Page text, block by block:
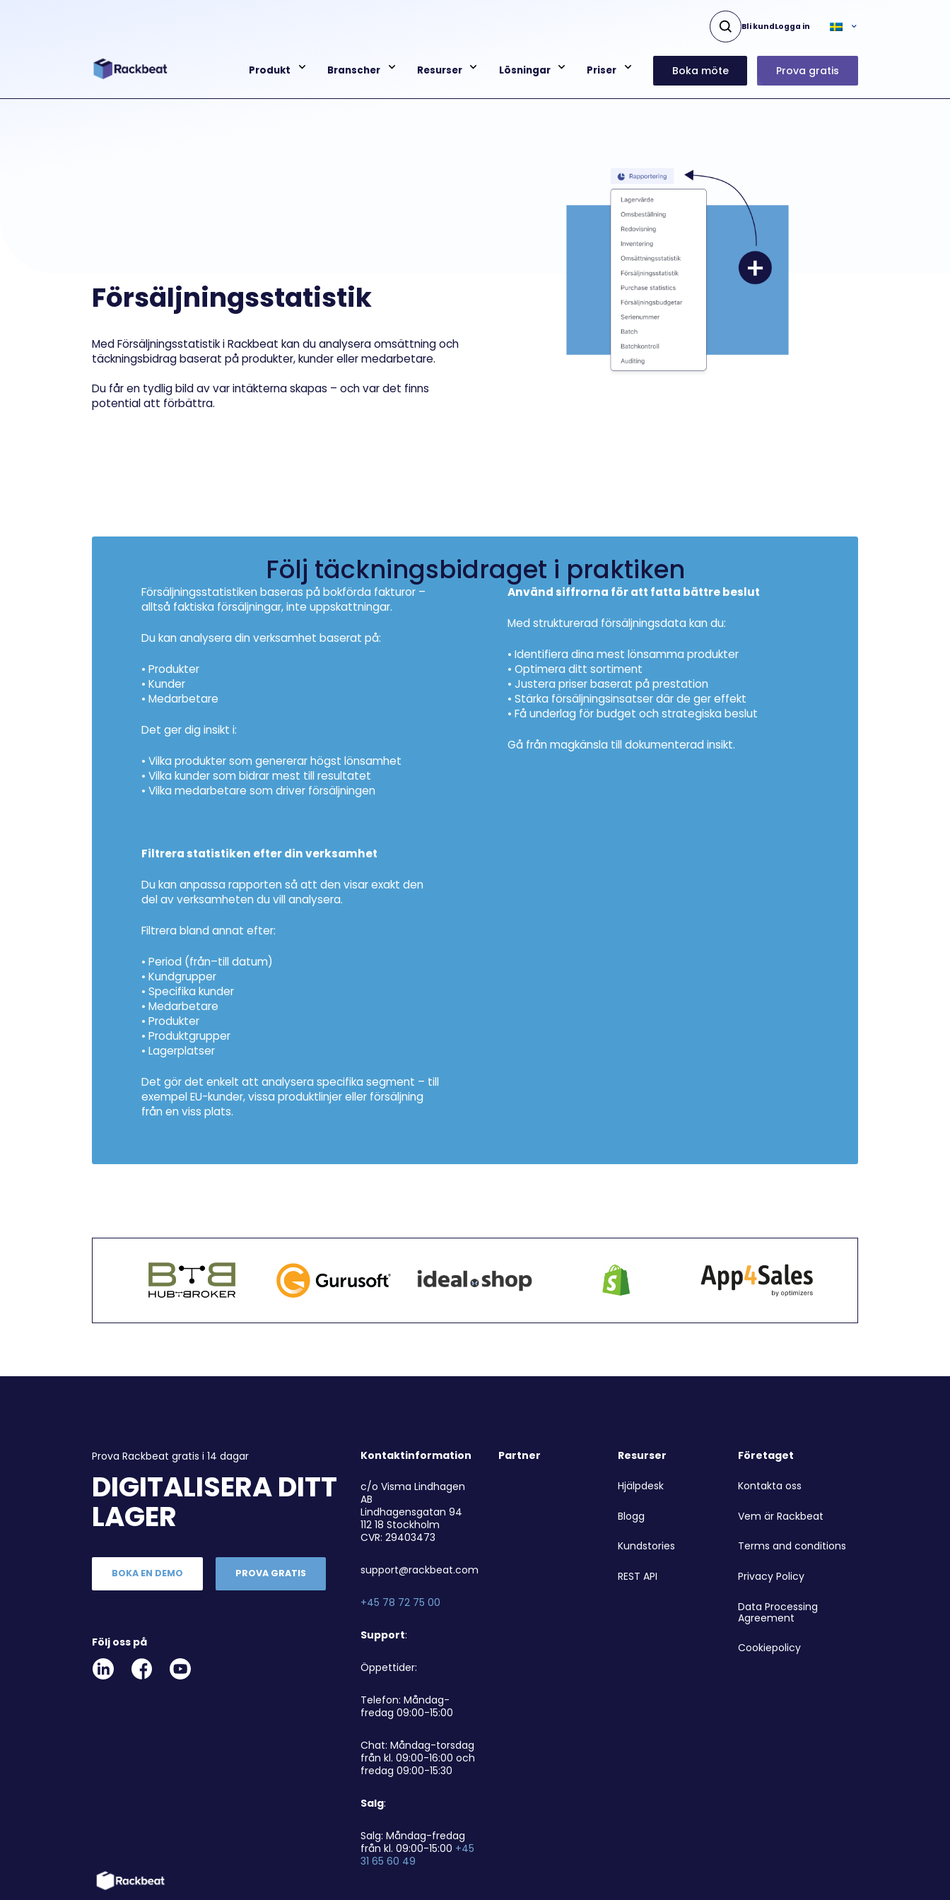
Produkt Branscher Resurser Lösningar Priser Boka möte Prova gratis
Bli kundLogga in
Försäljningsstatistik
Med Försäljningsstatistik i Rackbeat kan du analysera omsättning och
täckningsbidrag baserat på produkter, kunder eller medarbetare.
Du får en tydlig bild av var intäkterna skapas – och var det finns
potential att förbättra.
Följ täckningsbidraget i praktiken
Försäljningsstatistiken baseras på bokförda fakturor –
alltså faktiska försäljningar, inte uppskattningar.
Du kan analysera din verksamhet baserat på:
• Produkter
• Kunder
• Medarbetare
Det ger dig insikt i:
• Vilka produkter som genererar högst lönsamhet
• Vilka kunder som bidrar mest till resultatet
• Vilka medarbetare som driver försäljningen
Filtrera statistiken efter din verksamhet
Du kan anpassa rapporten så att den visar exakt den
del av verksamheten du vill analysera.
Filtrera bland annat efter:
• Period (från–till datum)
• Kundgrupper
• Specifika kunder
• Medarbetare
• Produkter
• Produktgrupper
• Lagerplatser
Det gör det enkelt att analysera specifika segment – till
exempel EU-kunder, vissa produktlinjer eller försäljning
från en viss plats.
Använd siffrorna för att fatta bättre beslut
Med strukturerad försäljningsdata kan du:
• Identifiera dina mest lönsamma produkter
• Optimera ditt sortiment
• Justera priser baserat på prestation
• Stärka försäljningsinsatser där de ger effekt
• Få underlag för budget och strategiska beslut
Gå från magkänsla till dokumenterad insikt.
Prova Rackbeat gratis i 14 dagar
DIGITALISERA DITT
LAGER
BOKA EN DEMO PROVA GRATIS
Följ oss på
Linkedin
Social
Facebook
Social
Youtube
Link
Kontaktinformation
c/o Visma Lindhagen
AB
Lindhagensgatan 94
112 18 Stockholm
CVR: 29403473
support@rackbeat.com
+45 78 72 75 00
Support:
Öppettider:
Telefon: Måndag-
fredag 09:00-15:00
Chat: Måndag-torsdag
från kl. 09:00-16:00 och
fredag 09:00-15:30
Salg:
Salg: Måndag-fredag
från kl. 09:00-15:00 +45
31 65 60 49
Partner Resurser
Hjälpdesk
Blogg
Kundstories
REST API
Företaget
Kontakta oss
Vem är Rackbeat
Terms and conditions
Privacy Policy
Data Processing
Agreement
Cookiepolicy